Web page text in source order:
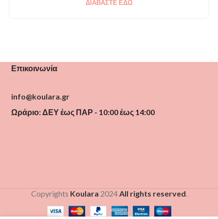
ΔΙΑΒΆΣΤΕ ΕΔΏ
Επικοινωνία
info@koulara.gr
Ωράριο: ΔΕΥ έως ΠΑΡ - 10:00 έως 14:00
Copyrights Koulara 2024All rights reserved.